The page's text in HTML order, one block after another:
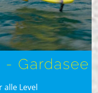
Gardasee
alle Level